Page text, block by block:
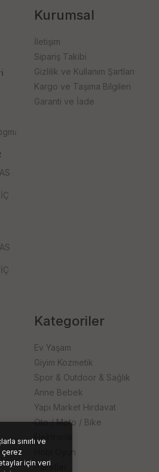
sınırlı ve
çerez
için veri
Kurumsal
İletişim
Sipariş Takibi
Gizlilik ve Kullanım Şartları
Kargo ve Taşıma Bilgileri
Garanti ve İade
Kategoriler
Ev Yaşam
Giyim Kozmetik
Spor & Outdoor & Sağlık
Anne Bebek
Yapı Market Hırdavat
Oto / Moto / Bike
Hobi Oyun
Paketler